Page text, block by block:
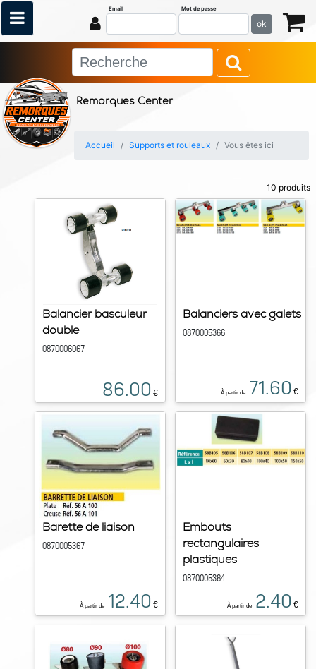
Remorques Center
Email Mot de passe
ok
Accueil Supports et rouleaux Vous êtes ici
10 produits
Balancier basculeur
double
0870006067
86.00 €
Balanciers avec galets
0870005366
À partir de 71.60 €
Barette de liaison
0870005367
À partir de 12.40 €
Embouts
rectangulaires
plastiques
0870005364
À partir de 2.40 €